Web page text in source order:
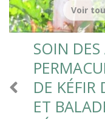
SOIN
DE KÉFIR
ET
Voir